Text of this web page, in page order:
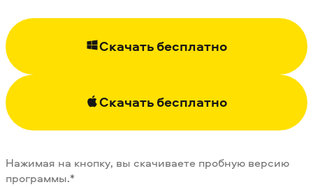
Скачать бесплатно
Скачать бесплатно
Нажимая на кнопку, вы скачиваете пробную версию
программы.*